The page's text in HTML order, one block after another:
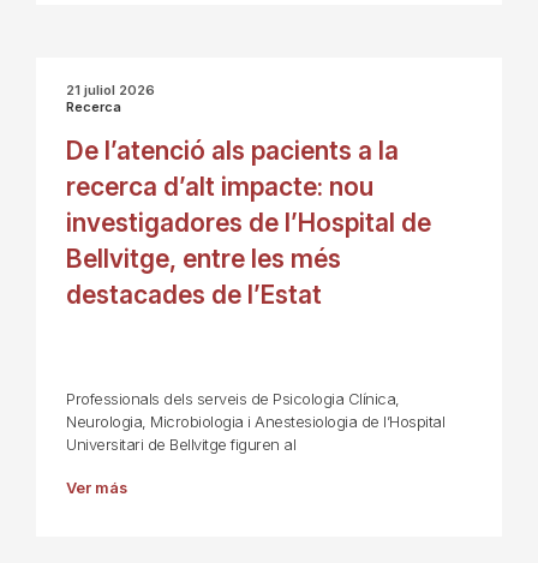
21 juliol 2026
Recerca
De l’atenció als pacients a la
recerca d’alt impacte: nou
investigadores de l’Hospital de
Bellvitge, entre les més
destacades de l’Estat
Professionals dels serveis de Psicologia Clínica,
Neurologia, Microbiologia i Anestesiologia de l’Hospital
Universitari de Bellvitge figuren al
Ver más